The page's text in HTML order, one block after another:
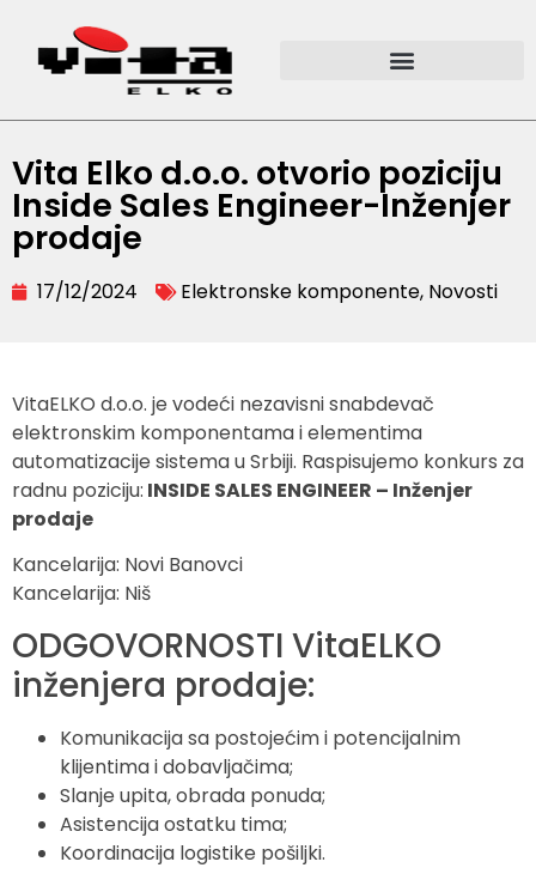
Vita Elko d.o.o. otvorio poziciju
Inside Sales Engineer-Inženjer
prodaje
17/12/2024 Elektronske komponente, Novosti
VitaELKO d.o.o. je vodeći nezavisni snabdevač
elektronskim komponentama i elementima
automatizacije sistema u Srbiji. Raspisujemo konkurs za
radnu poziciju: INSIDE SALES ENGINEER – Inženjer
prodaje
Kancelarija: Novi Banovci
Kancelarija: Niš
ODGOVORNOSTI VitaELKO
inženjera prodaje:
Komunikacija sa postojećim i potencijalnim
klijentima i dobavljačima;
Slanje upita, obrada ponuda;
Asistencija ostatku tima;
Koordinacija logistike pošiljki.